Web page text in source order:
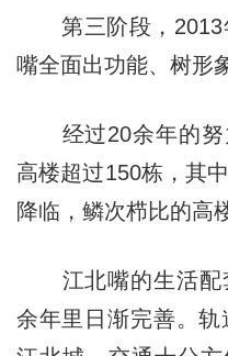
第三阶段，2013
嘴全面出功能、树形
经过20余年的努
高楼超过150栋，其
降临，鳞次栉比的高
江北嘴的生活配
余年里日渐完善。